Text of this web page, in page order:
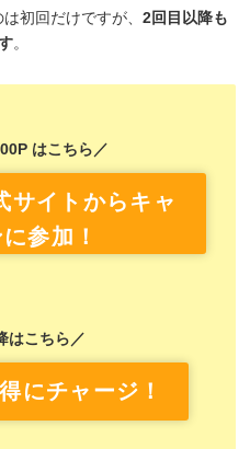
初回だけですが、 2回目以降も
。
はこちら／
サイトからキャ
参加！
はこちら／
にチャージ！